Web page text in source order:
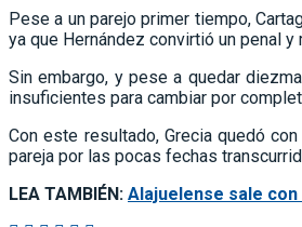
Pese a un parejo primer tiempo,
ya que Hernández convirtió un penal
Sin embargo, y pese a quedar
insuficientes para cambiar por
Con este resultado, Grecia quedó
pareja por las pocas fechas
LEA TAMBIÉN: Alajuelense sale